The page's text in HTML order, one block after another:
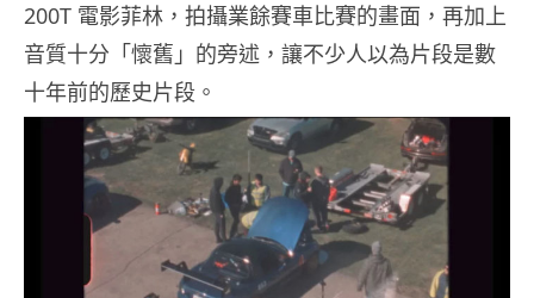
200T 電影菲林，拍攝業餘賽車比賽的畫面，再加上
音質十分「懷舊」的旁述，讓不少人以為片段是數
十年前的歷史片段。